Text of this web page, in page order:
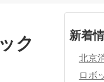
ク
新着
北京
ロボ